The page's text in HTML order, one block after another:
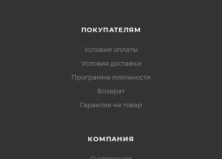
ПОКУПАТЕЛЯМ
Условия оплаты
Условия доставки
Программа лояльности
Возврат
Гарантия на товар
КОМПАНИЯ